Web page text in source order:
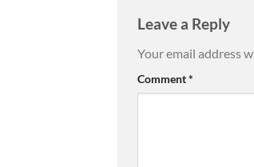
Leave a Reply
Your email address
Comment*